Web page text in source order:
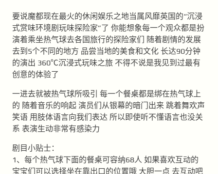
要说魔都现在最火的休闲娱乐之地当属风靡英国的“沉浸
式赏味环境剧玩味探险家”了 你能想象每一个观众都是扮
演着乘坐热气球去各国旅行的探险家们 随着剧情的发展
去到5个不同的地方 品尝当地的美食和文化 长达90分钟
的演出 360℃沉浸式玩味之旅 不得不说是我见到过最有
创意的体验了
一进去就被热气球所吸引 每一个餐桌都是绑在热气球上
的 随着音乐的响起 演员们从银幕的暗门出来 跳着舞欢声
笑语 用肢体语言向我们表达 所以即使听不懂语言也没关
系 表演生动非常有感染力
剧目小贴士：
1、每个热气球下面的餐桌可容纳68人 如果喜欢互动的
宝宝们可以选择坐在靠出口的位置哦 大胆一点 去互动吧